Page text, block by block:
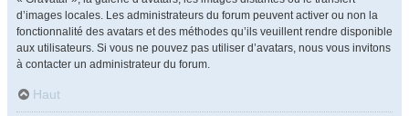
d’images locales. Les administrateurs du forum peuvent activer ou non la
fonctionnalité des avatars et des méthodes qu’ils veuillent rendre disponible
aux utilisateurs. Si vous ne pouvez pas utiliser d’avatars, nous vous invitons
à contacter un administrateur du forum.
Haut